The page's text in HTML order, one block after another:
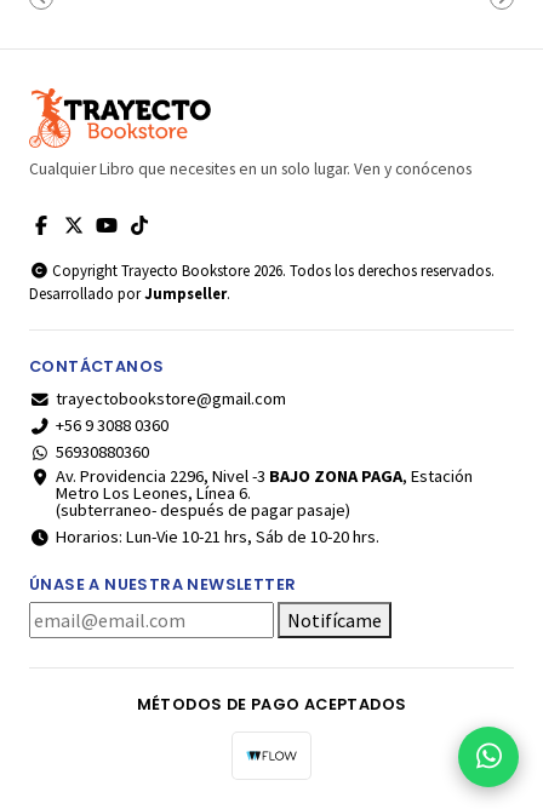
Cualquier Libro que necesites en un solo lugar. Ven y conócenos
Copyright Trayecto Bookstore 2026. Todos los derechos reservados.
Desarrollado porJumpseller.
CONTÁCTANOS
trayectobookstore@gmail.com
+56 9 3088 0360
56930880360
Av. Providencia 2296, Nivel -3 BAJO ZONA PAGA, Estación
Metro Los Leones, Línea 6.
(subterraneo- después de pagar pasaje)
Horarios: Lun-Vie 10-21 hrs, Sáb de 10-20 hrs.
ÚNASE A NUESTRA NEWSLETTER
Notifícame
MÉTODOS DE PAGO ACEPTADOS